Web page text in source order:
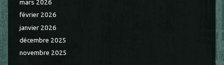
mars 2026
février 2026
janvier 2026
décembre 2025
novembre 2025